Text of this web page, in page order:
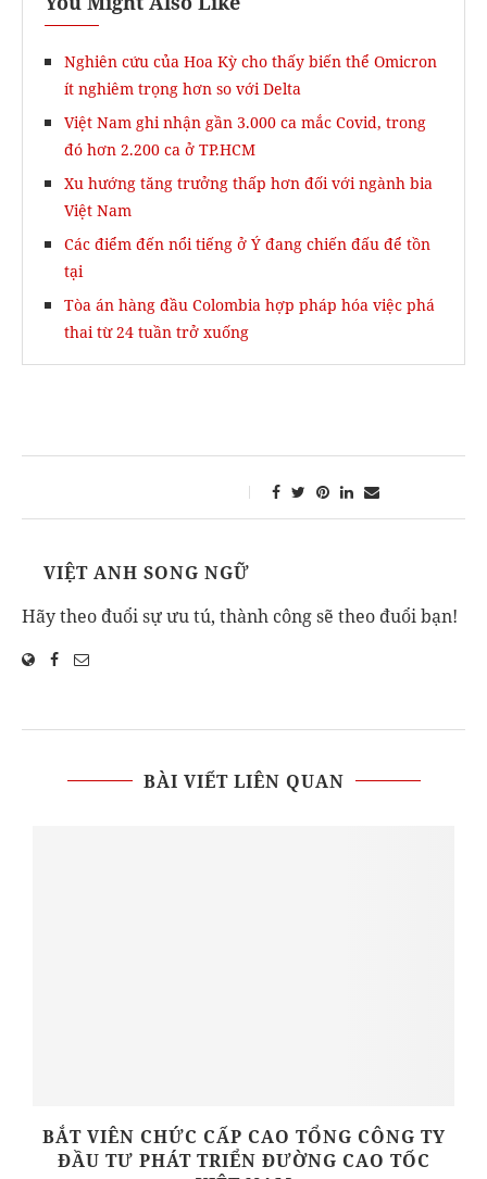
Nghiên cứu của Hoa Kỳ cho thấy biến thể Omicron
ít nghiêm trọng hơn so với Delta
Việt Nam ghi nhận gần 3.000 ca mắc Covid, trong
đó hơn 2.200 ca ở TP.HCM
Xu hướng tăng trưởng thấp hơn đối với ngành bia
Việt Nam
Các điểm đến nổi tiếng ở Ý đang chiến đấu để tồn
tại
Tòa án hàng đầu Colombia hợp pháp hóa việc phá
thai từ 24 tuần trở xuống
VIỆT ANH SONG NGỮ
Hãy theo đuổi sự ưu tú, thành công sẽ theo đuổi bạn!
BÀI VIẾT LIÊN QUAN
BẮT VIÊN CHỨC CẤP CAO TỔNG CÔNG TY
ĐẦU TƯ PHÁT TRIỂN ĐƯỜNG CAO TỐC